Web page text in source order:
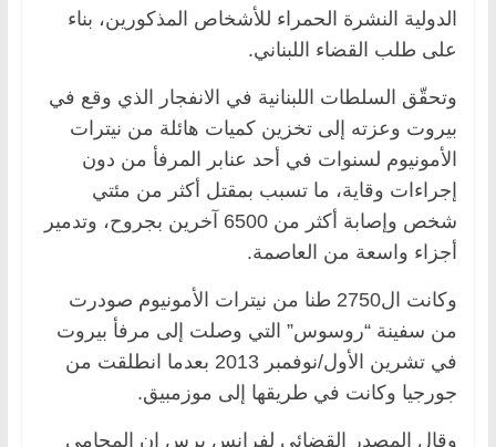
الدولية النشرة الحمراء للأشخاص المذكورين، بناء
على طلب القضاء اللبناني.
وتحقّق السلطات اللبنانية في الانفجار الذي وقع في
بيروت وعزته إلى تخزين كميات هائلة من نيترات
الأمونيوم لسنوات في أحد عنابر المرفأ من دون
إجراءات وقاية، ما تسبب بمقتل أكثر من مئتي
شخص وإصابة أكثر من 6500 آخرين بجروح، وتدمير
أجزاء واسعة من العاصمة.
وكانت ال2750 طنا من نيترات الأمونيوم صودرت
من سفينة “روسوس” التي وصلت إلى مرفأ بيروت
في تشرين الأول/نوفمبر 2013 بعدما انطلقت من
جورجيا وكانت في طريقها إلى موزمبيق.
وقال المصدر القضائي لفرانس برس إن المحامي